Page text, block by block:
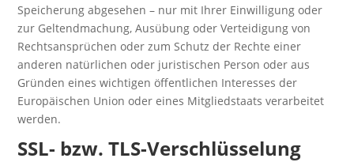
Speicherung abgesehen – nur mit Ihrer Einwilligung oder
zur Geltendmachung, Ausübung oder Verteidigung von
Rechtsansprüchen oder zum Schutz der Rechte einer
anderen natürlichen oder juristischen Person oder aus
Gründen eines wichtigen öffentlichen Interesses der
Europäischen Union oder eines Mitgliedstaats verarbeitet
werden.
SSL- bzw. TLS-Verschlüsselung